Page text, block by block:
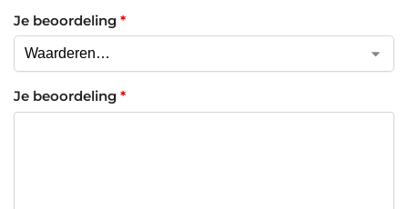
Je beoordeling *
Je beoordeling *